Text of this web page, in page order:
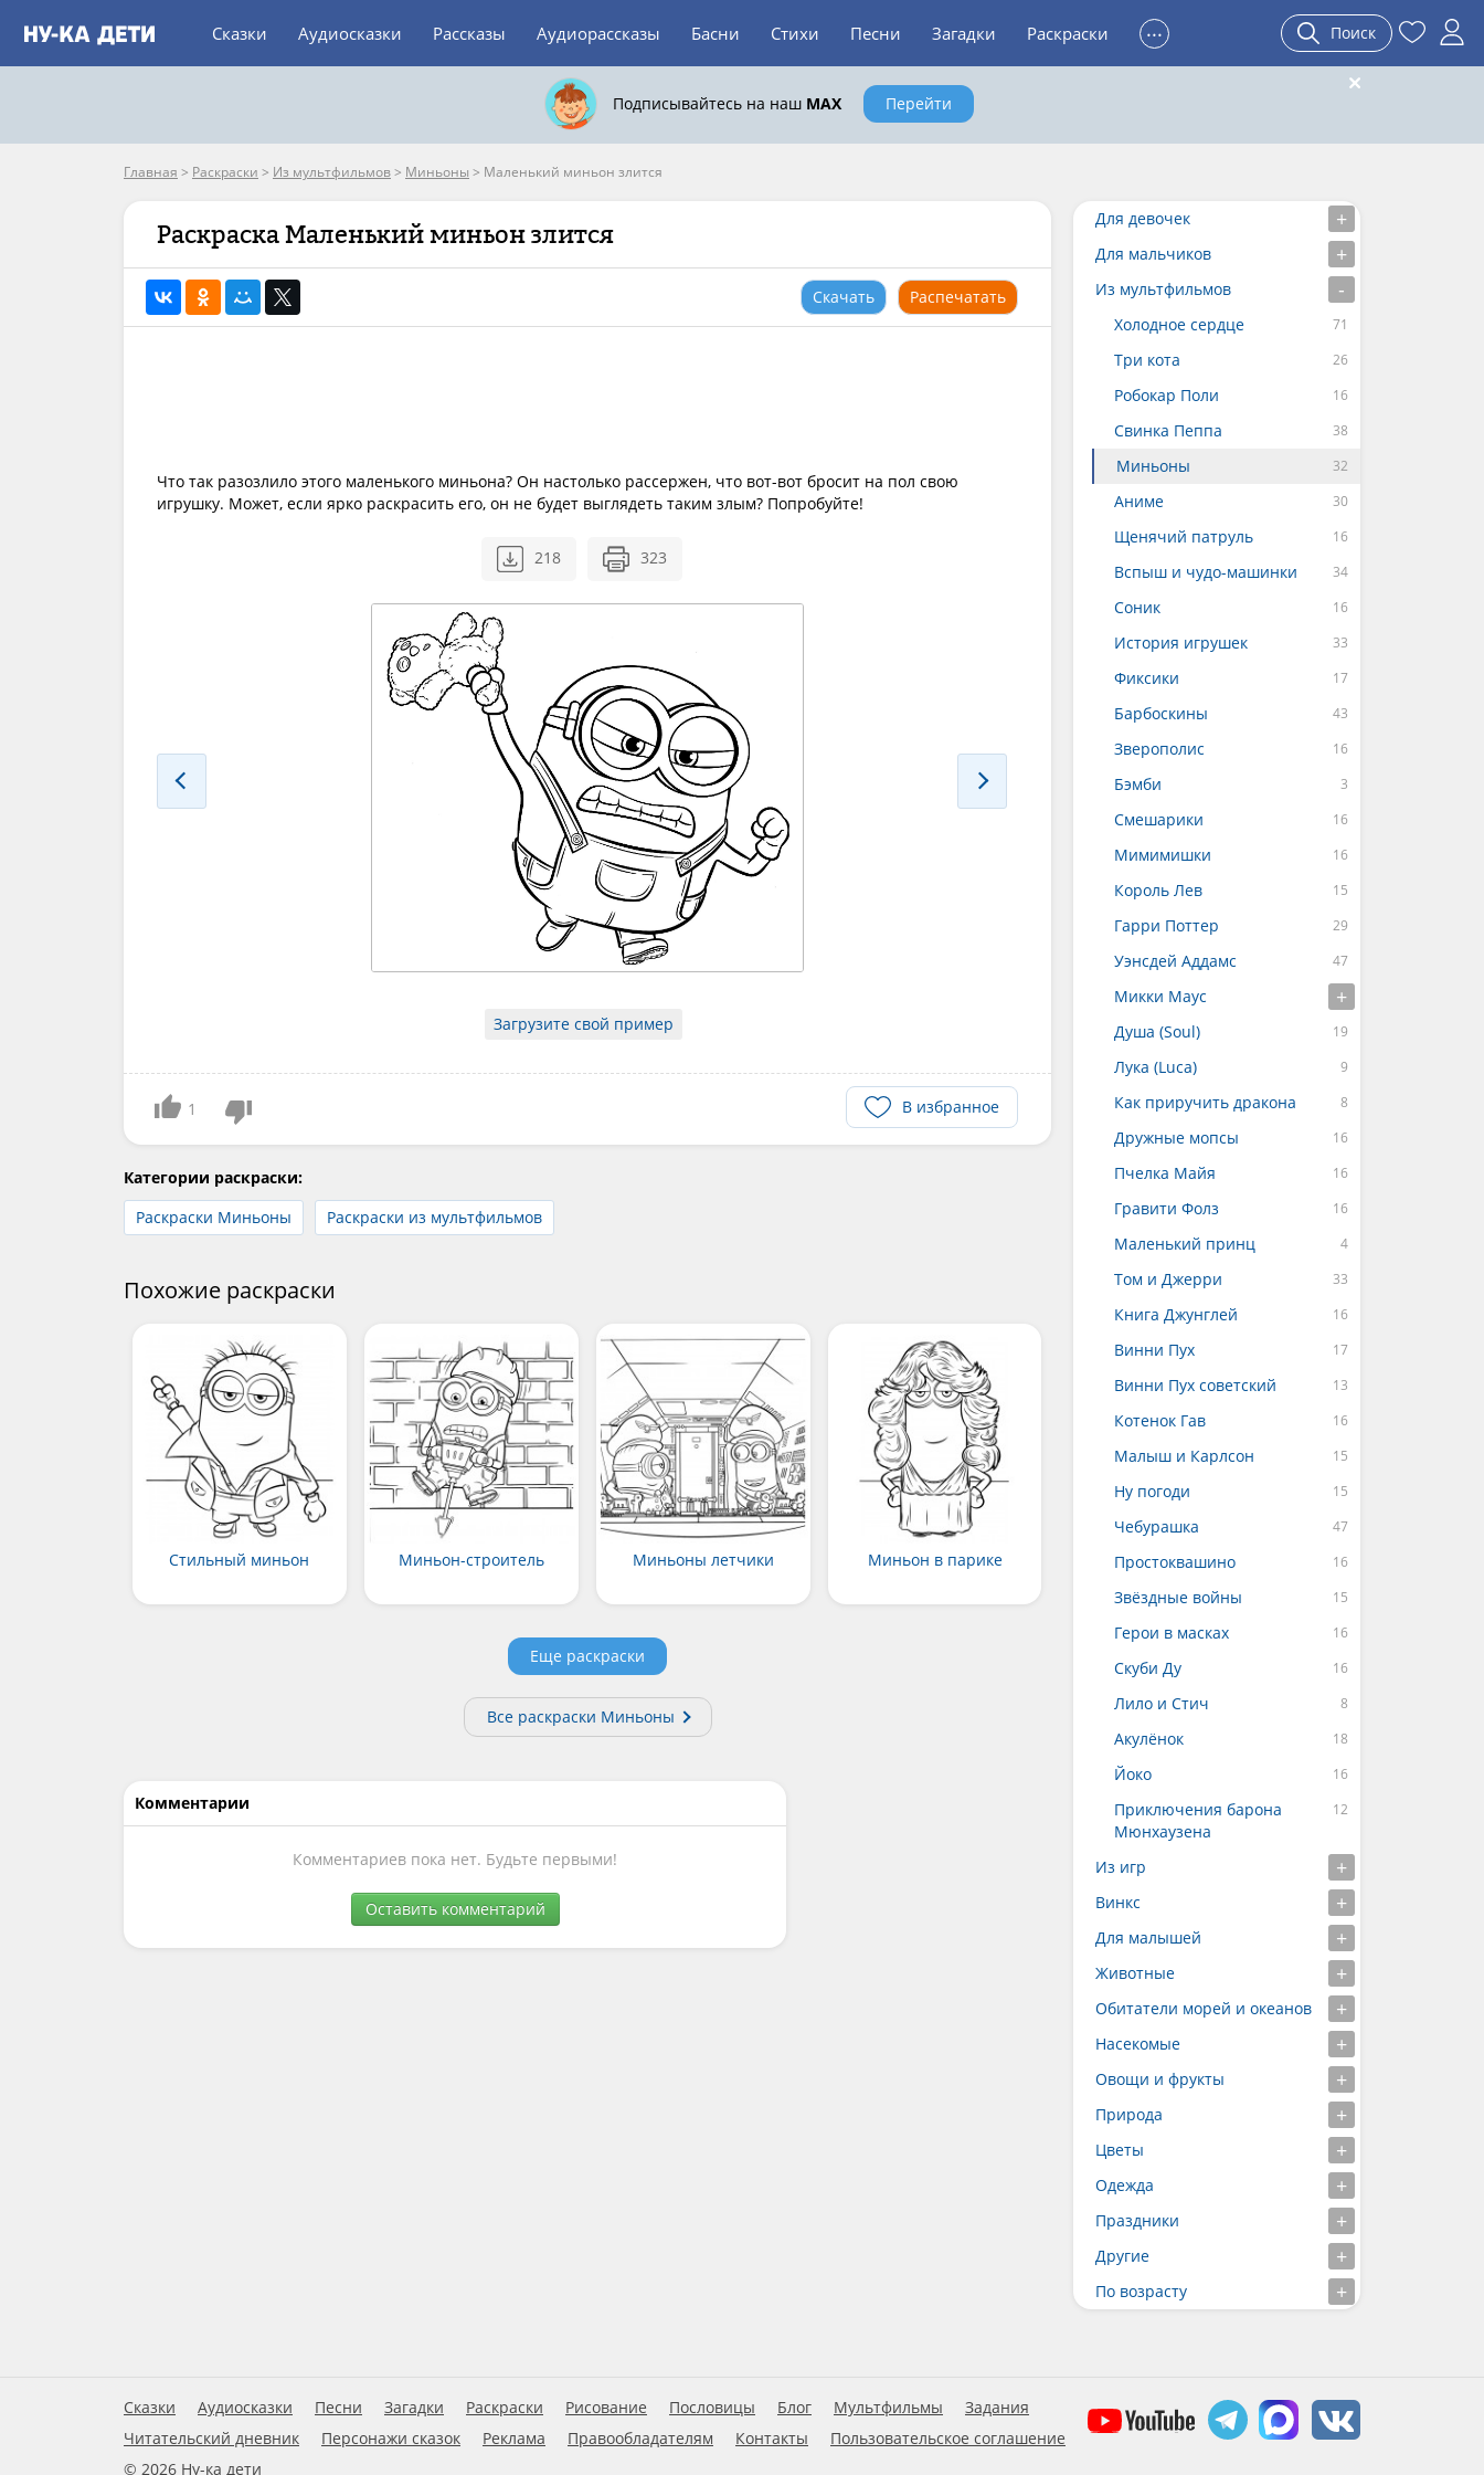
Сказки Аудиосказки Рассказы Аудиорассказы Басни Стихи Песни Загадки Раскраски ... Поиск
Подписывайтесь на наш MAX Перейти
Главная > Раскраски > Из мультфильмов> Миньоны > Маленький миньон злится
Раскраска Маленький миньон злится
Скачать Распечатать
Что так разозлило этого маленького миньона? Он настолько рассержен, что вот-вот бросит на пол свою
игрушку. Может, если ярко раскрасить его, он не будет выглядеть таким злым? Попробуйте!
218 323
Загрузите свой пример
1 В избранное
Категории раскраски:
Раскраски Миньоны
Раскраски из мультфильмов
Похожие раскраски
Стильный миньон Миньон-строитель Миньоны летчики Миньон в парике
Еще раскраски
Все раскраски Миньоны
Комментарии
Комментариев пока нет. Будьте первыми!
Оставить комментарий
Для девочек
Для мальчиков
Из мультфильмов
Холодное сердце
Три кота
Робокар Поли
Свинка Пеппа
Миньоны
Аниме
Щенячий патруль
Вспыш и чудо-машинки
Соник
История игрушек
Фиксики
Барбоскины
Зверополис
Бэмби
Смешарики
Мимимишки
Король Лев
Гарри Поттер
Уэнсдей Аддамс
Микки Маус
Душа (Soul)
Лука (Luca)
Как приручить дракона
Дружные мопсы
Пчелка Майя
Гравити Фолз
Маленький принц
Том и Джерри
Книга Джунглей
Винни Пух
Винни Пух советский
Котенок Гав
Малыш и Карлсон
Ну погоди
Чебурашка
Простоквашино
Звёздные войны
Герои в масках
Скуби Ду
Лило и Стич
Акулёнок
Йоко
Приключения барона
Мюнхаузена
Из игр
Винкс
Для малышей
Животные
Обитатели морей и океанов
Насекомые
Овощи и фрукты
Природа
Цветы
Одежда
Праздники
Другие
По возрасту
Сказки Аудиосказки Песни Загадки Раскраски Рисование Пословицы Блог Мультфильмы
Задания
Читательский дневник
Персонажи сказок Реклама Правообладателям Контакты
Пользовательское соглашение
© 2026 Ну-ка дети